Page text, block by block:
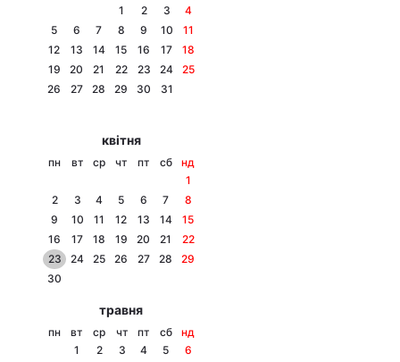
Головна
Економіка
1
2 3
4
5
6 7 8 9 10
11
12
13 14 15 16 17
18
19
20 21 22 23 24
25
26
27 28 29 30 31
квітня
пн вт ср чт пт сб
нд
1
2
3 4 5 6 7
8
9
10 11 12 13 14
15
16
17 18 19 20 21
22
23
24 25 26 27 28
29
30
травня
пн вт ср чт пт сб
нд
1
2 3 4 5
6